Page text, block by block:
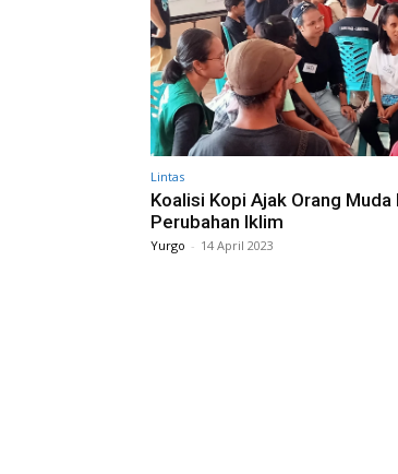
Lintas
Koalisi Kopi Ajak Orang
Perubahan Iklim
Yurgo - 14 April 2023